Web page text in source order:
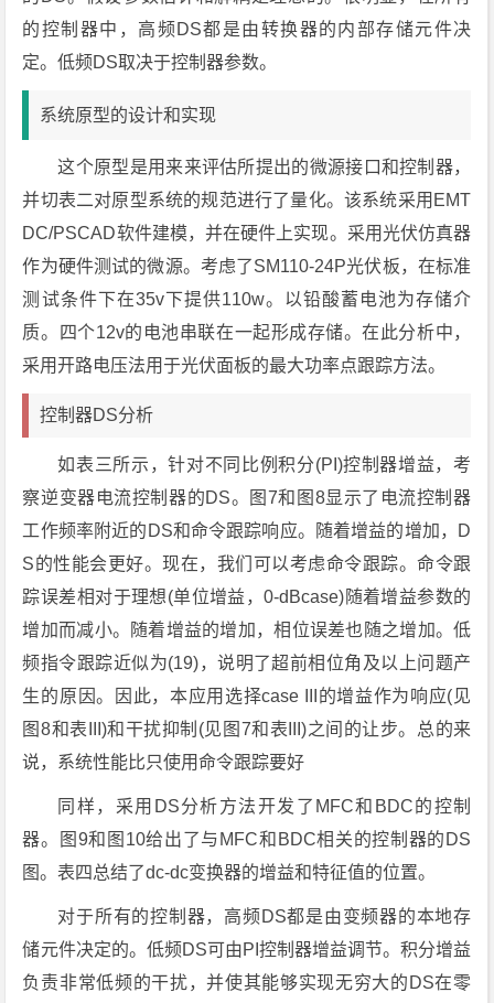
的控制器中，高频DS都是由转换器的内部存储元件决
定。低频DS取决于控制器参数。
系统原型的设计和实现
这个原型是用来来评估所提出的微源接口和控制器，
并切表二对原型系统的规范进行了量化。该系统采用EMT
DC/PSCAD软件建模，并在硬件上实现。采用光伏仿真器
作为硬件测试的微源。考虑了SM110-24P光伏板，在标准
测试条件下在35v下提供110w。以铅酸蓄电池为存储介
质。四个12v的电池串联在一起形成存储。在此分析中，
采用开路电压法用于光伏面板的最大功率点跟踪方法。
控制器DS分析
如表三所示，针对不同比例积分(PI)控制器增益，考
察逆变器电流控制器的DS。图7和图8显示了电流控制器
工作频率附近的DS和命令跟踪响应。随着增益的增加，D
S的性能会更好。现在，我们可以考虑命令跟踪。命令跟
踪误差相对于理想(单位增益，0-dBcase)随着增益参数的
增加而减小。随着增益的增加，相位误差也随之增加。低
频指令跟踪近似为(19)，说明了超前相位角及以上问题产
生的原因。因此，本应用选择case III的增益作为响应(见
图8和表III)和干扰抑制(见图7和表III)之间的让步。总的来
说，系统性能比只使用命令跟踪要好
同样，采用DS分析方法开发了MFC和BDC的控制
器。图9和图10给出了与MFC和BDC相关的控制器的DS
图。表四总结了dc-dc变换器的增益和特征值的位置。
对于所有的控制器，高频DS都是由变频器的本地存
储元件决定的。低频DS可由PI控制器增益调节。积分增益
负责非常低频的干扰，并使其能够实现无穷大的DS在零